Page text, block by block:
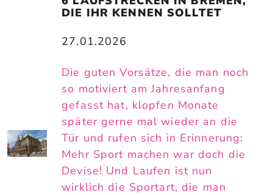
DIE IHR KENNEN SOLLTET
27.01.2026
Die guten Vorsätze, die man noch
so motiviert am Jahresanfang
gefasst hat, klopfen Monate
später gerne mal wieder an die
Tür und rufen sich in Erinnerung:
Mehr Sport machen war doch die
Devise! Und Laufen ist nun
wirklich die Sportart, die man